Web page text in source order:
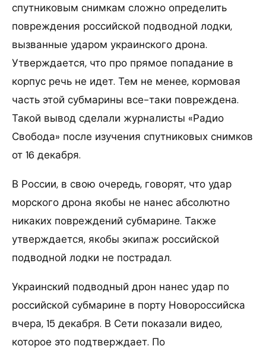
спутниковым снимкам сложно определить
повреждения российской подводной лодки,
вызванные ударом украинского дрона.
Утверждается, что про прямое попадание в
корпус речь не идет. Тем не менее, кормовая
часть этой субмарины все-таки повреждена.
Такой вывод сделали журналисты «Радио
Свобода» после изучения спутниковых снимков
от 16 декабря.
В России, в свою очередь, говорят, что удар
морского дрона якобы не нанес абсолютно
никаких повреждений субмарине. Также
утверждается, якобы экипаж российской
подводной лодки не пострадал.
Украинский подводный дрон нанес удар по
российской субмарине в порту Новороссийска
вчера, 15 декабря. В Сети показали видео,
которое это подтверждает. По